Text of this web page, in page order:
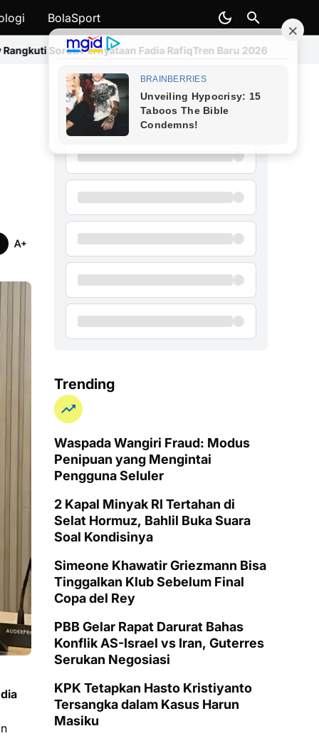
BolaSport
Fadia RafiqTren Baru 2026: Harga HP Makin Mahal,
Siapa Calon Presiden Indonesia
2029 pilihan Anda?
Trending
Waspada Wangiri Fraud: Modus
Penipuan yang Mengintai
Pengguna Seluler
2 Kapal Minyak RI Tertahan di
Selat Hormuz, Bahlil Buka Suara
Soal Kondisinya
Simeone Khawatir Griezmann Bisa
Tinggalkan Klub Sebelum Final
Copa del Rey
PBB Gelar Rapat Darurat Bahas
Konflik AS-Israel vs Iran, Guterres
Serukan Negosiasi
KPK Tetapkan Hasto Kristiyanto
Tersangka dalam Kasus Harun
Masiku